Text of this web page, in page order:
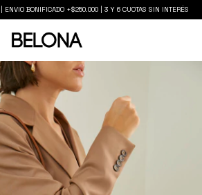
ENVIO BONIFICADO +$250.000 | 3 Y 6 CUOTAS SIN INTERÉS